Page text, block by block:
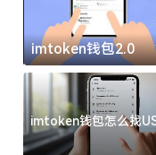
imtoken钱包2.0
imtoken钱包怎么找
址？三步搞定不踩